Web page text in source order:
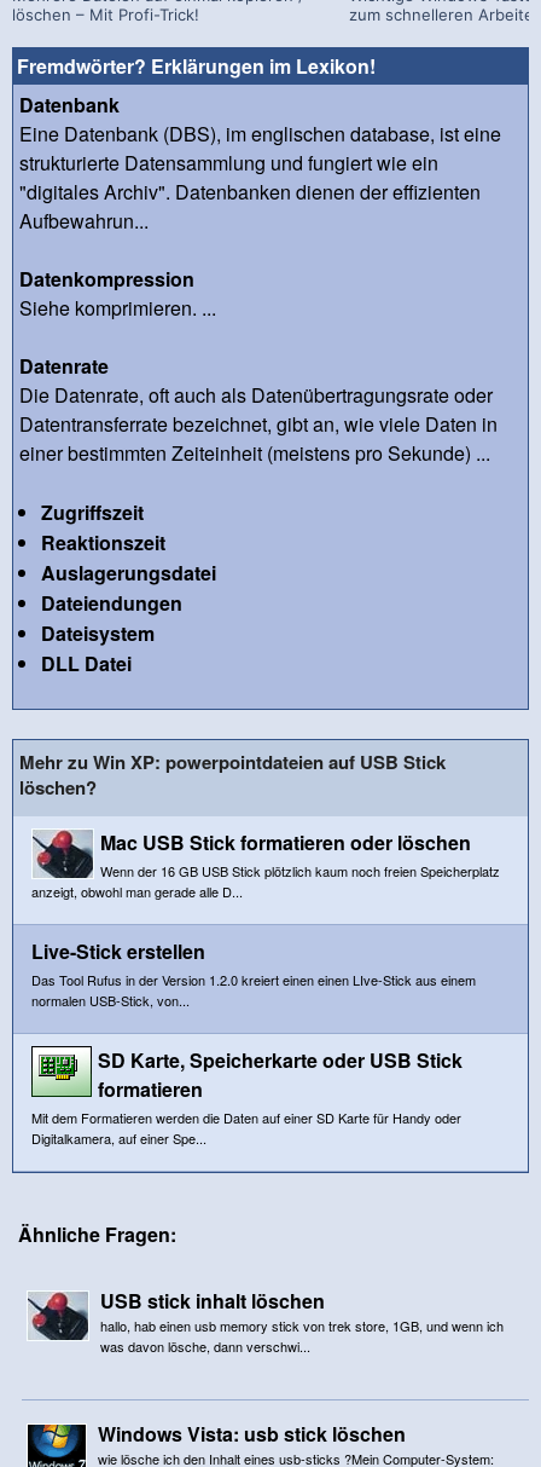
löschen – Mit Profi-Trick!
zum schnelleren
Fremdwörter? Erklärungen im Lexikon!
Datenbank
Eine Datenbank (DBS), im englischen database, ist eine
strukturierte Datensammlung und fungiert wie ein
"digitales Archiv". Datenbanken dienen der effizienten
Aufbewahrun...
Datenkompression
Siehe komprimieren. ...
Datenrate
Die Datenrate, oft auch als Datenübertragungsrate oder
Datentransferrate bezeichnet, gibt an, wie viele Daten in
einer bestimmten Zeiteinheit (meistens pro Sekunde) ...
Zugriffszeit
Reaktionszeit
Auslagerungsdatei
Dateiendungen
Dateisystem
DLL Datei
Mehr zu Win XP: powerpointdateien auf USB Stick
löschen?
Mac USB Stick formatieren oder löschen
Wenn der 16 GB USB Stick plötzlich kaum noch freien Speicherplatz
anzeigt, obwohl man gerade alle D...
Live-Stick erstellen
Das Tool Rufus in der Version 1.2.0 kreiert einen einen LIve-Stick aus einem
normalen USB-Stick, von...
SD Karte, Speicherkarte oder USB Stick
formatieren
Mit dem Formatieren werden die Daten auf einer SD Karte für Handy oder
Digitalkamera, auf einer Spe...
Ähnliche Fragen:
USB stick inhalt löschen
hallo, hab einen usb memory stick von trek store, 1GB, und wenn ich
was davon lösche, dann verschwi...
Windows Vista: usb stick löschen
wie lösche ich den Inhalt eines usb-sticks ?Mein Computer-System: